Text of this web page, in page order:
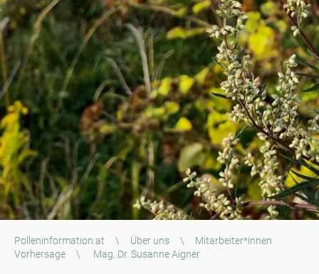
Polleninformation.at \ Über uns \
Mitarbeiter*innen
Vorhersage
\ Mag. Dr. Susanne Aigner